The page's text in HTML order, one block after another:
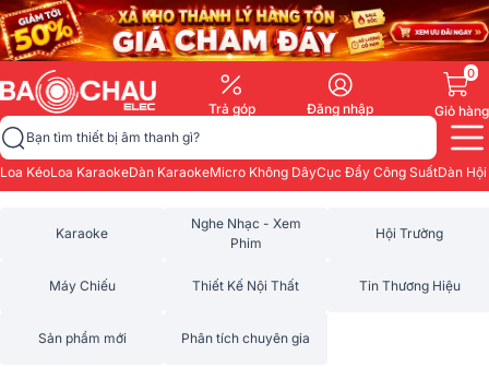
Trả góp Đăng nhập
0
Giỏ hàng
Bạn tìm thiết bị âm thanh gì?
Loa KéoLoa KaraokeDàn KaraokeMicro Không DâyCục Đẩy Công SuấtDàn
Karaoke
Nghe Nhạc - Xem
Phim
Hội Trường
Máy Chiếu Thiết Kế Nội Thất Tin Thương Hiệu
Sản phẩm mới Phân tích chuyên gia